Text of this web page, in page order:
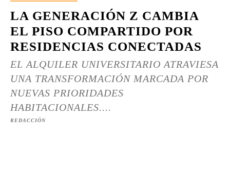
LA GENERACIÓN Z CAMBIA
EL PISO COMPARTIDO POR
RESIDENCIAS CONECTADAS
EL ALQUILER UNIVERSITARIO ATRAVIESA
UNA TRANSFORMACIÓN MARCADA POR
NUEVAS PRIORIDADES
HABITACIONALES....
REDACCIÓN